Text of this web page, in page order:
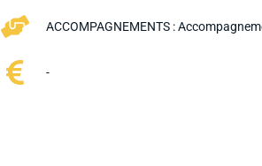
ACCOMPAGNEMENTS :
-